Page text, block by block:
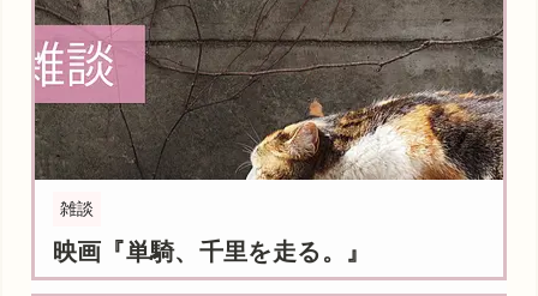
雑談
映画『単騎、千里を走る。』